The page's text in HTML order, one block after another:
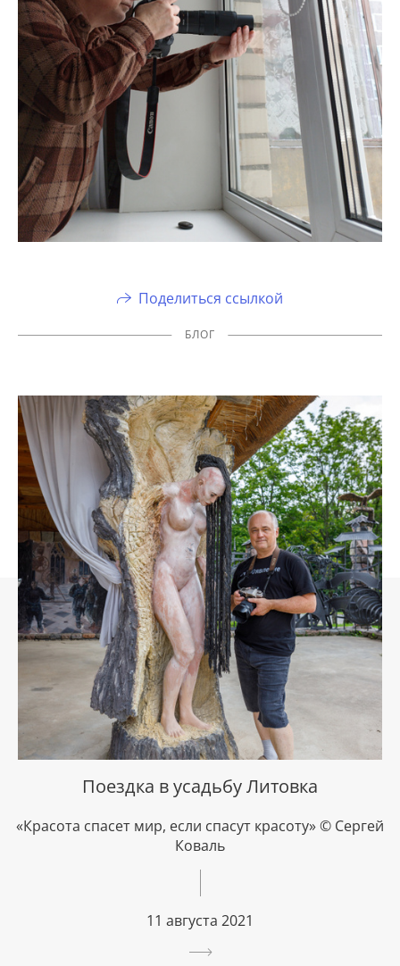
Поделиться ссылкой
БЛОГ
Поездка в усадьбу Литовка
«Красота спасет мир, если спасут красоту» © Сергей
Коваль
11 августа 2021